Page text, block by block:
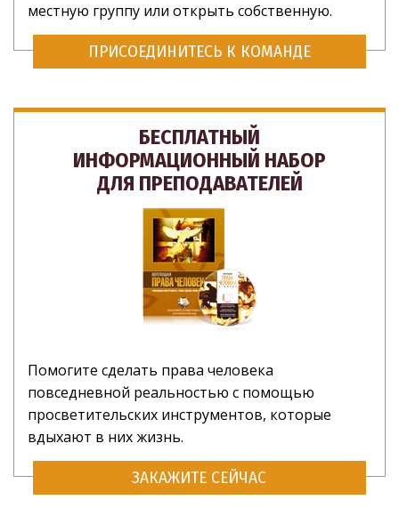
местную группу или открыть собственную.
ПРИСОЕДИНИТЕСЬ К КОМАНДЕ
БЕСПЛАТНЫЙ
ИНФОРМАЦИОННЫЙ НАБОР
ДЛЯ ПРЕПОДАВАТЕЛЕЙ
Помогите сделать права человека
повседневной реальностью с помощью
просветительских инструментов, которые
вдыхают в них жизнь.
ЗАКАЖИТЕ СЕЙЧАС